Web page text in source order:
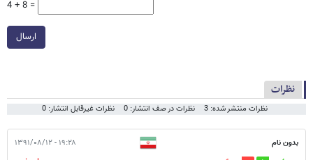
4 + 8 =
ارسال
نظرات
نظرات منتشر شده: 3 نظرات در صف انتشار: 0 نظرات غیرقابل انتشار: 0
بدون نام ۱۹:۲۸ - ۱۳۹۱/۰۸/۱۲